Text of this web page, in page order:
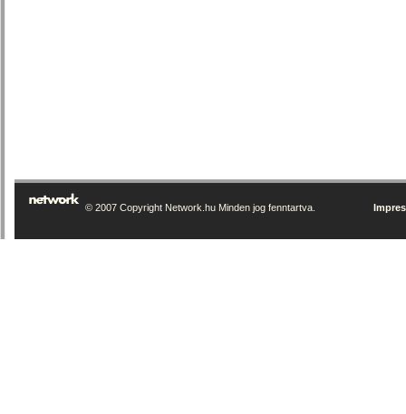
© 2007 Copyright Network.hu Minden jog fenntartva.